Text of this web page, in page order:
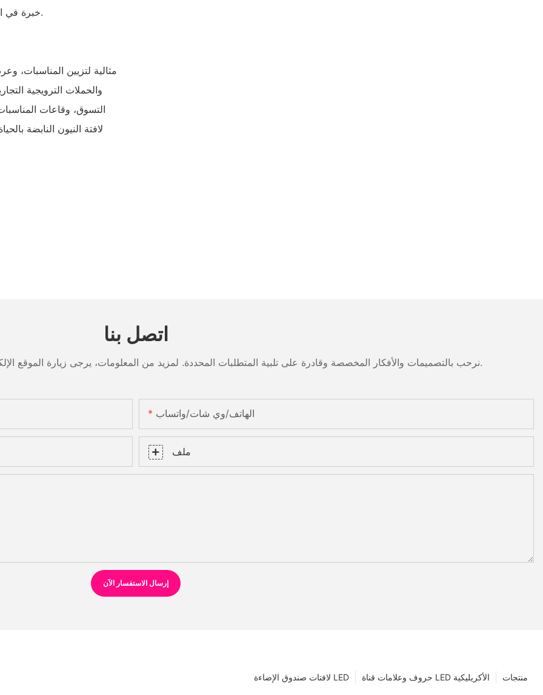
- خبرة في التصدير إلى أكثر من 40 دولة، وضمان الامتثال للتجارة العالمية.
مثالية لتزيين المناسبات،
والحملات الترويجية
التسوق، وقاعات
لافتة النيون النابضة
اتصل بنا
نرحب بالتصميمات والأفكار المخصصة وقادرة على تلبية المتطلبات المحددة. لمزيد من المعلومات، يرجى زيارة الموقع الإلكتروني أو الاتصال بنا مباشرة مع أسئلة أو استفسارات.
الهاتف/وي شات/واتساب
ملف
إرسال الاستفسار الآن
منتجات حروف وعلامات قناة LED الأكريليكية لافتات صندوق الإضاءة LED